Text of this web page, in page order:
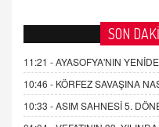
SON
11:21 -AYASOFYA'NIN
10:46 - KÖRFEZ SAVAŞINA
10:33 -ASIM SAHNESİ 5.